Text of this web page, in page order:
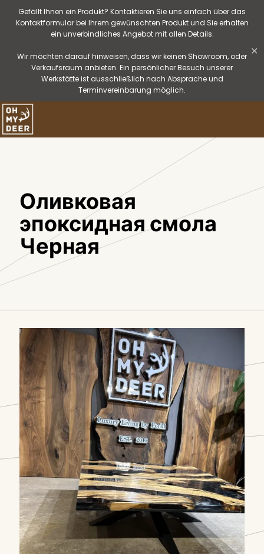
Gefällt Ihnen ein Produkt? Kontaktieren Sie uns einfach über das
Kontaktformular bei Ihrem gewünschten Produkt und Sie erhalten
ein unverbindliches Angebot mit allen Details.
Wir möchten darauf hinweisen, dass wir keinen Showroom, oder
Verkaufsraum anbieten. Ein persönlicher Besuch unserer
Werkstätte ist ausschließlich nach Absprache und
Terminvereinbarung möglich.
✕
Оливковая
эпоксидная смола
Черная